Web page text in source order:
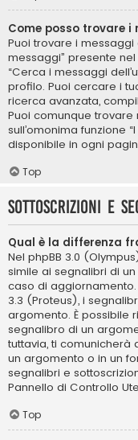
Come posso trovare
Puoi trovare i messaggi
messaggi” presente
“Cerca i messaggi
profilo. Puoi cercare i
ricerca avanzata,
Puoi comunque
sull’omonima funzione
disponibile in ogni
Top
Sottoscrizioni e
Qual è la differenza
Nel phpBB 3.0
simile ai segnalibri di
caso di aggiornamento.
3.3 (Proteus), i
argomento. È possibile
segnalibro di un
tuttavia, ti comunicherà
un argomento o in un
segnalibri e
Pannello di Controllo
Top